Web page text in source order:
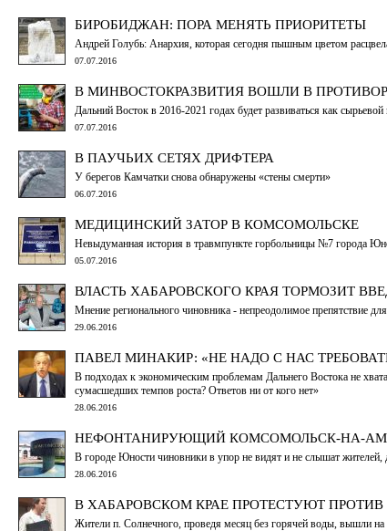
БИРОБИДЖАН: ПОРА МЕНЯТЬ ПРИОРИТЕТЫ
Андрей Голубь: Анархия, которая сегодня пышным цветом
07.07.2016
В МИНВОСТОКРАЗВИТИЯ ВОШЛИ В
Дальний Восток в 2016-2021 годах будет развиваться как
07.07.2016
В ПАУЧЬИХ СЕТЯХ ДРИФТЕРА
У берегов Камчатки снова обнаружены «стены смерти»
06.07.2016
МЕДИЦИНСКИЙ ЗАТОР В КОМСОМОЛЬСКЕ
Невыдуманная история в травмпункте горбольницы №7 города
05.07.2016
ВЛАСТЬ ХАБАРОВСКОГО КРАЯ ТОРМОЗИТ
Мнение регионального чиновника - непреодолимое препятствие
29.06.2016
ПАВЕЛ МИНАКИР: «НЕ НАДО С НАС
В подходах к экономическим проблемам Дальнего Востока не
сумасшедших темпов роста? Ответов ни от кого нет»
28.06.2016
НЕФОНТАНИРУЮЩИЙ КОМСОМОЛЬСК-НА-
В городе Юности чиновники в упор не видят и не слышат
28.06.2016
В ХАБАРОВСКОМ КРАЕ ПРОТЕСТУЮТ
Жители п. Солнечного, проведя месяц без горячей воды, вышли на